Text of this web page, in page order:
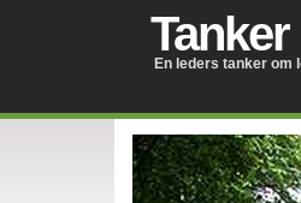
En leders tanker om